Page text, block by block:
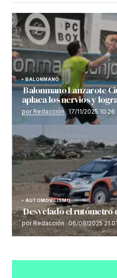
BALONMANO
Balonmano Lanzarote
aplaca los nervios y
por Redacción 17/11/2025 10:26
AUTOMOVILISMO
Desvelado el rutómetro
por Redacción 06/08/2025 21:01